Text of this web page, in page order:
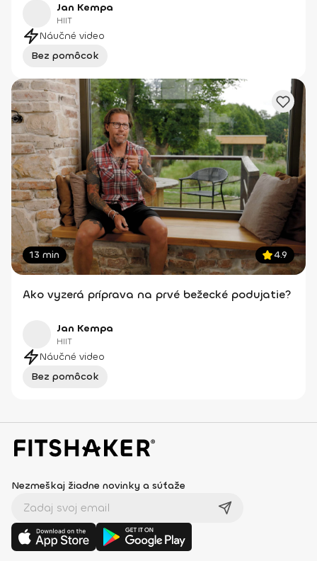
Jan Kempa
HIIT
Náučné video
Bez pomôcok
13 min 4.9
Ako vyzerá príprava na prvé bežecké podujatie?
Jan Kempa
HIIT
Náučné video
Bez pomôcok
Nezmeškaj žiadne novinky a súťaže